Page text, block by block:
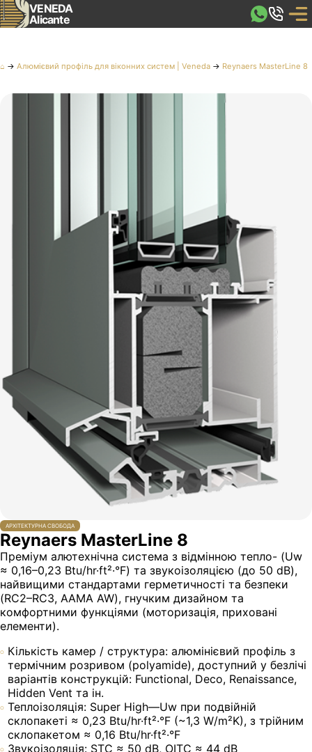
VENEDA
Alicante
⌂ → Алюмієвий профіль для віконних систем | Veneda → Reynaers MasterLine 8
АРХІТЕКТУРНА СВОБОДА
Reynaers MasterLine 8
Преміум алютехнічна система з відмінною тепло- (Uw
≈ 0,16–0,23 Btu/hr·ft²·°F) та звукоізоляцією (до 50 dB),
найвищими стандартами герметичності та безпеки
(RC2–RC3, AAMA AW), гнучким дизайном та
комфортними функціями (моторизація, приховані
елементи).
Кількість камер / структура: алюмінієвий профіль з
термічним розривом (polyamide), доступний у безлічі
варіантів конструкцій: Functional, Deco, Renaissance,
Hidden Vent та ін.
Теплоізоляція: Super High—Uw при подвійній
склопакеті ≈ 0,23 Btu/hr·ft²·°F (~1,3 W/m²K), з трійним
склопакетом ≈ 0,16 Btu/hr·ft²·°F
Звукоізоляція: STC ≈ 50 dB, OITC ≈ 44 dB